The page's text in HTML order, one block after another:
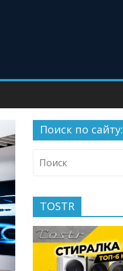
Поиск по сайту:
TOSTR